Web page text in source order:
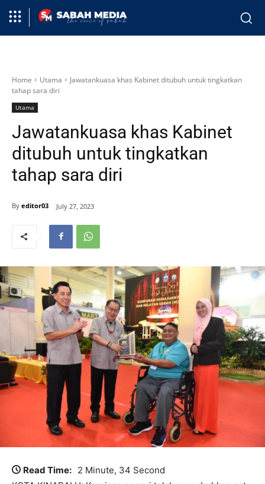
Home Utama
Jawatankuasa khas Kabinet ditubuh untuk tingkatkan
tahap sara diri
Utama
Jawatankuasa khas Kabinet
ditubuh untuk tingkatkan
tahap sara diri
By editor03 July 27, 2023
Read Time: 2 Minute, 34 Second